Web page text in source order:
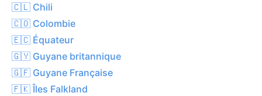
🇨🇱 Chili
🇨🇴 Colombie
🇪🇨 Équateur
🇬🇾 Guyane britannique
🇬🇫 Guyane Française
🇫🇰 Îles Falkland